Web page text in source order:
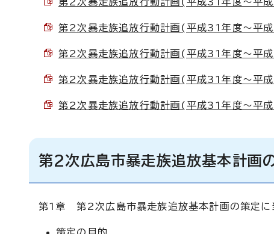
第2次暴走族追放行動計画(平成31年度～
第2次暴走族追放行動計画(平成31年度～
第2次暴走族追放行動計画(平成31年度～
第2次暴走族追放行動計画(平成31年度～
第2次広島市暴走族追放基本計画
第1章 第2次広島市暴走族追放基本計画の策定に